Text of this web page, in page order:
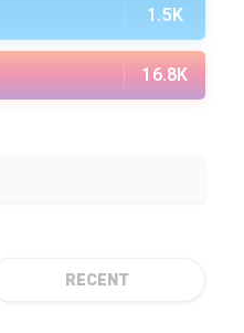
1.5K
16.8K
RECENT